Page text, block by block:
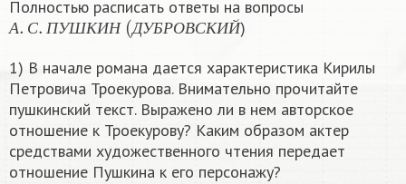
Полностью расписать ответы на вопросы
А С П УШКИН
А.С.ПУШКИН
Д У Б Р О В С КИ Й
(ДУБРОВСК ИЙ
)
1) В начале романа дается характеристика Кирилы
Петровича Троекурова. Внимательно прочитайте
пушкинский текст. Выражено ли в нем авторское
отношение к Троекурову? Каким образом актер
средствами художественного чтения передает
отношение Пушкина к его персонажу?